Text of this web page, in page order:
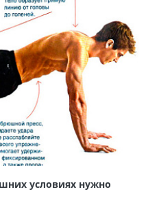
условиях нужно